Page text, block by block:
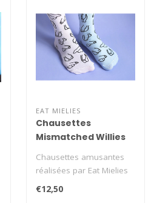
EAT MIELIES
Chausettes
Mismatched Willies
Chausettes amusantes
réalisées par Eat Mielies
Weird Illustration,
célébrant..
€12,50